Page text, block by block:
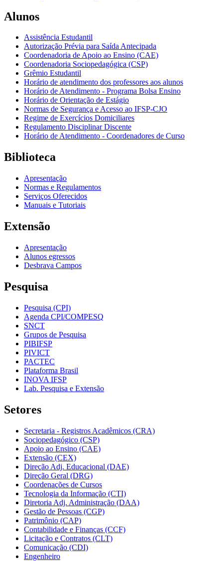
Alunos
Assistência Estudantil
Autorização Prévia para Saída Antecipada
Coordenadoria de Apoio ao Ensino (CAE)
Coordenadoria Sociopedagógica (CSP)
Grêmio Estudantil
Horário de atendimento dos professores aos alunos
Horário de Atendimento - Programa Bolsa Ensino
Horário de Orientação de Estágio
Normas de Segurança e Acesso ao IFSP-CJO
Regime de Exercícios Domiciliares
Regulamento Disciplinar Discente
Horário de Atendimento - Coordenadores de Curso
Biblioteca
Apresentação
Normas e Regulamentos
Serviços Oferecidos
Manuais e Tutoriais
Extensão
Apresentação
Alunos egressos
Desbrava Campos
Pesquisa
Pesquisa (CPI)
Agenda CPI/COMPESQ
SNCT
Grupos de Pesquisa
PIBIFSP
PIVICT
PACTEC
Plataforma Brasil
INOVA IFSP
Lab. Pesquisa e Extensão
Setores
Secretaria - Registros Acadêmicos (CRA)
Sociopedagógico (CSP)
Apoio ao Ensino (CAE)
Extensão (CEX)
Direção Adj. Educacional (DAE)
Direção Geral (DRG)
Coordenações de Cursos
Tecnologia da Informação (CTI)
Diretoria Adj. Administração (DAA)
Gestão de Pessoas (CGP)
Patrimônio (CAP)
Contabilidade e Finanças (CCF)
Licitação e Contratos (CLT)
Comunicação (CDI)
Engenheiro